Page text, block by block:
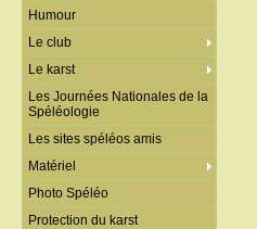
Humour
Le club
Le karst
Les Journées Nationales de la
Spéléologie
Les sites spéléos amis
Matériel
Photo Spéléo
Protection du karst